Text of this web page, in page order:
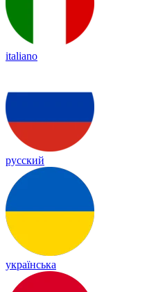
italiano
русский
українська